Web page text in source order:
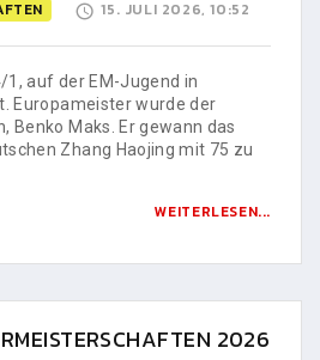
15. JULI 2026, 10:52
1, auf der EM-Jugend in
Europameister wurde der
Benko Maks. Er gewann das
Zhang Haojing mit 75 zu
WEITERLESEN...
2026